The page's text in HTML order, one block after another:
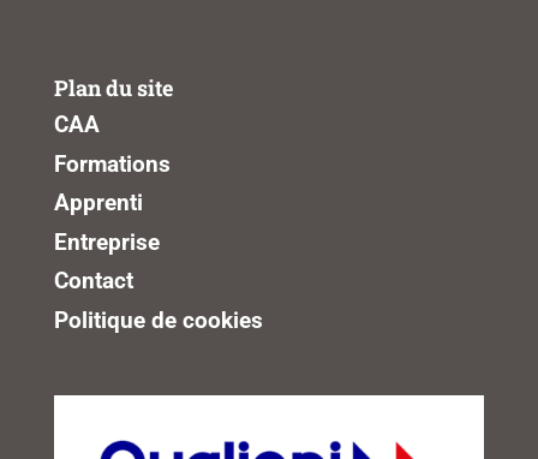
Plan du site
CAA
Formations
Apprenti
Entreprise
Contact
Politique de cookies